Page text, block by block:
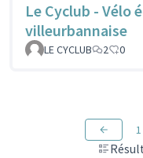
Le Cyclub - Vélo
villeurbannaise
LE CYCLUB
2 0
1